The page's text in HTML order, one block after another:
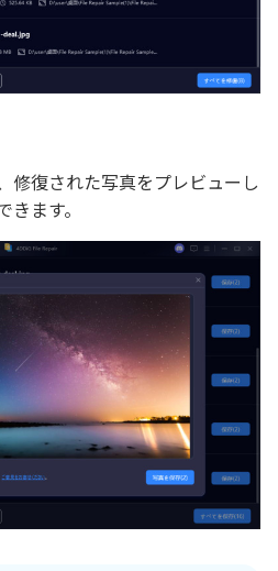
修復された写真をプレビューし
ます。